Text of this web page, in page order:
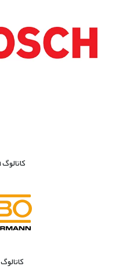
کاتالوگ Bosch
کاتالوگ OBO